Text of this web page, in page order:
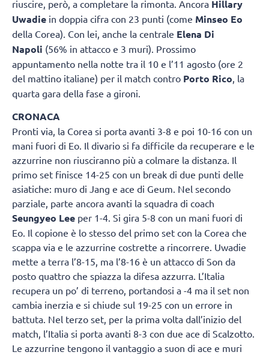
riuscire, però, a completare la rimonta. Ancora Hillary
Uwadie in doppia cifra con 23 punti (come Minseo Eo
della Corea). Con lei, anche la centrale Elena Di
Napoli (56% in attacco e 3 muri). Prossimo
appuntamento nella notte tra il 10 e l’11 agosto (ore 2
del mattino italiane) per il match contro Porto Rico , la
quarta gara della fase a gironi.
CRONACA
Pronti via, la Corea si porta avanti 3-8 e poi 10-16 con un
mani fuori di Eo. Il divario si fa difficile da recuperare e le
azzurrine non riusciranno più a colmare la distanza. Il
primo set finisce 14-25 con un break di due punti delle
asiatiche: muro di Jang e ace di Geum. Nel secondo
parziale, parte ancora avanti la squadra di coach
Seungyeo Lee per 1-4. Si gira 5-8 con un mani fuori di
Eo. Il copione è lo stesso del primo set con la Corea che
scappa via e le azzurrine costrette a rincorrere. Uwadie
mette a terra l’8-15, ma l’8-16 è un attacco di Son da
posto quattro che spiazza la difesa azzurra. L’Italia
recupera un po’ di terreno, portandosi a -4 ma il set non
cambia inerzia e si chiude sul 19-25 con un errore in
battuta. Nel terzo set, per la prima volta dall’inizio del
match, l’Italia si porta avanti 8-3 con due ace di Scalzotto.
Le azzurrine tengono il vantaggio a suon di ace e muri